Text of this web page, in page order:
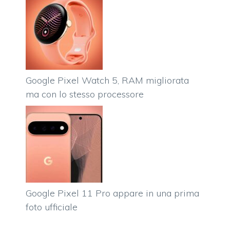
Google Pixel Watch 5, RAM migliorata
ma con lo stesso processore
Google Pixel 11 Pro appare in una prima
foto ufficiale